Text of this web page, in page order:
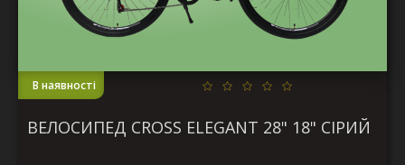
В наявності
ВЕЛОСИПЕД CROSS ELEGANT 28" 18" СІРИЙ